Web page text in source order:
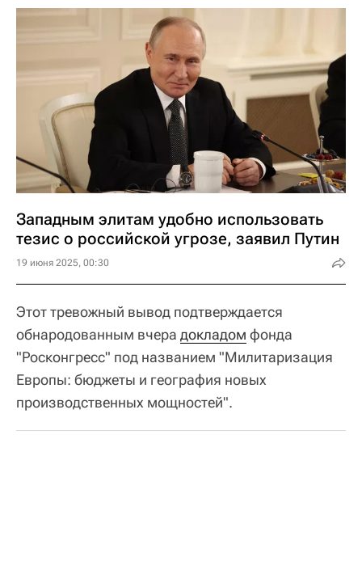
Западным элитам удобно использовать
тезис о российской угрозе, заявил Путин
19 июня 2025, 00:30
Этот тревожный вывод подтверждается
обнародованным вчера докладом фонда
"Росконгресс" под названием "Милитаризация
Европы: бюджеты и география новых
производственных мощностей".